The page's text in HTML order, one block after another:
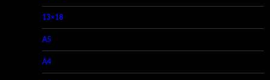
13×18
A5
A4